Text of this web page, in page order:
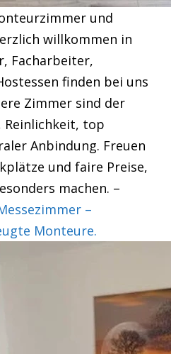
und
willkommen in
Facharbeiter,
finden bei uns
Zimmer sind der
top
Anbindung. Freuen
und faire Preise,
machen. –
–
Monteure.